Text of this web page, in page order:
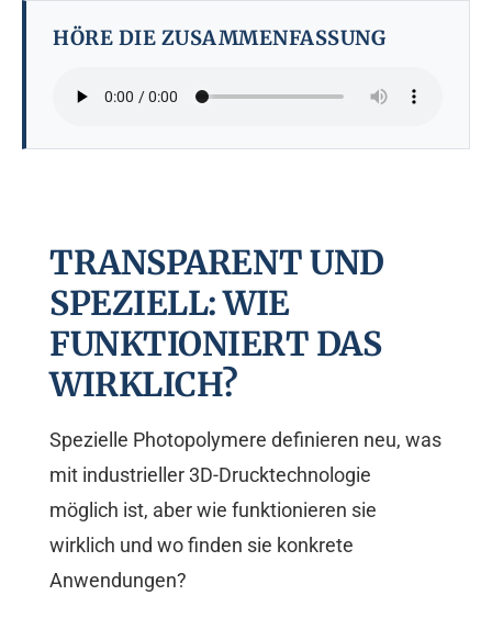
HÖRE DIE ZUSAMMENFASSUNG
TRANSPARENT UND
SPEZIELL: WIE
FUNKTIONIERT DAS
WIRKLICH?
Spezielle Photopolymere definieren neu, was
mit industrieller 3D-Drucktechnologie
möglich ist, aber wie funktionieren sie
wirklich und wo finden sie konkrete
Anwendungen?